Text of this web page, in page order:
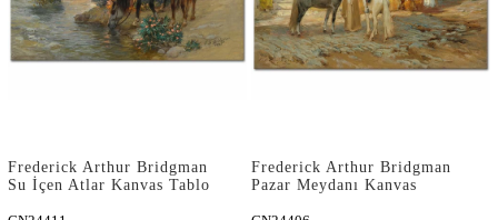
Frederick Arthur Bridgman
Su İçen Atlar Kanvas Tablo
Frederick Arthur Bridgman
Pazar Meydanı Kanvas